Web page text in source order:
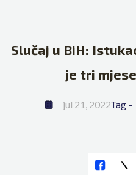
Slučaj u BiH:
je tri
jul 21, 2022Tag -